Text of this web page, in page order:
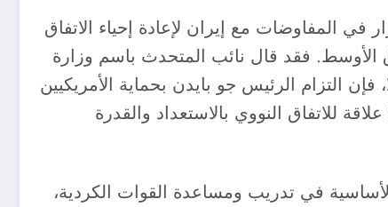
في المفاوضات مع إيران لإعادة إحياء الاتفاق
الأوسط. فقد قال نائب المتحدث باسم وزارة
كان هناك اتفاق أم لا، فإن التزام الرئيس جو بايدن بحماية الأمريكيين
للاتفاق النووي بالاستعداد والقدرة
في سوريا وتتمثل مهمتهم الأساسية في تدريب ومساعدة القوات الكردية،